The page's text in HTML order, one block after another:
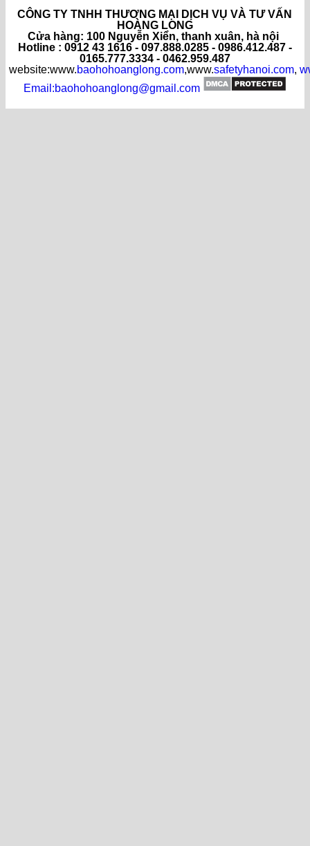
CÔNG TY TNHH THƯƠNG MẠI DỊCH VỤ VÀ TƯ VẤN
HOÀNG LONG
Cửa hàng: 100 Nguyễn Xiển, thanh xuân, hà nội
Hotline : 0912 43 1616 - 097.888.0285 - 0986.412.487 -
0165.777.3334 - 0462.959.487
website:www.baohohoanglong.com,www.safetyhanoi.com,
Email:baohohoanglong@gmail.com